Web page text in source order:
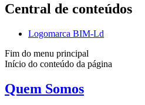
Central de conteúdos
Logomarca BIM-Ld
Fim do menu principal
Início do conteúdo da página
Quem Somos